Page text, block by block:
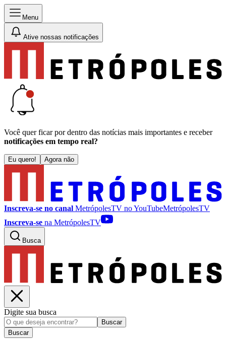
Menu
Ative nossas notificações
Você quer ficar por dentro das notícias mais importantes e receber
notificações em tempo real?
Eu quero! Agora não
Inscreva-se no canal MetrópolesTV noYouTubeMetrópolesTV
Inscreva-se na MetrópolesTV
Busca
Digite sua busca
Buscar
Buscar